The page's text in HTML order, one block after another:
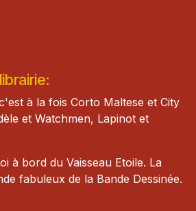
à la fois Corto Maltese et City
et Watch​men, Lapinot et
à bord du Vaisseau Etoile. La
fabuleux de la Bande Dessinée.